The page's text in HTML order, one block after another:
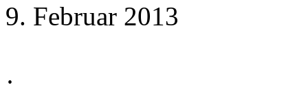
9. Februar 2013
·